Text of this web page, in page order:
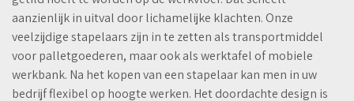
aanzienlijk in uitval door lichamelijke klachten. Onze
veelzijdige stapelaars zijn in te zetten als transportmiddel
voor palletgoederen, maar ook als werktafel of mobiele
werkbank. Na het kopen van een stapelaar kan men in uw
bedrijf flexibel op hoogte werken. Het doordachte design is